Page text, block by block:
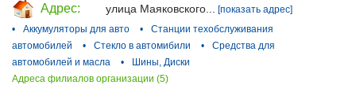
Адрес:
улица Маяковского...
[показать адрес]
•
Аккумуляторы для авто •
Станции техобслуживания
автомобилей
• Стекло в автомибили •
Средства для
автомобилей и масла
•
Шины, Диски
Адреса филиалов организации (5)